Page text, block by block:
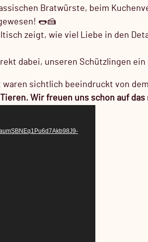
Bratwürste, beim
🌭🍰
zeigt, wie viel Liebe in den
dabei, unseren Schützlingen
sichtlich beeindruckt von
Wir freuen uns schon auf das